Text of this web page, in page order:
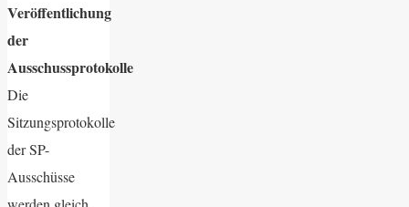
Veröffentlichung
der
Ausschussprotokolle
Die
Sitzungsprotokolle
der SP-
Ausschüsse